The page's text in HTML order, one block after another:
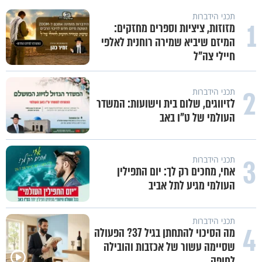
1 תכני הידברות
מזוזות, ציציות וספרים מחזקים:
המיזם שיביא שמירה רוחנית לאלפי
חיילי צה"ל
2 תכני הידברות
לזיווגים, שלום בית וישועות: המשדר
העולמי של ט"ו באב
3 תכני הידברות
אחי, מחכים רק לך: יום התפילין
העולמי מגיע לתל אביב
4 תכני הידברות
מה הסיכוי להתחתן בגיל 37? הפעולה
שסיימה עשור של אכזבות והובילה